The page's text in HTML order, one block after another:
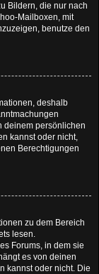
Bildern, die nur nach
Mailboxen, mit
benutze den
deshalb
deinem persönlichen
kannst oder nicht,
Berechtigungen
zu dem Bereich
lesen.
Forums, in dem sie
es von deinen
kannst oder nicht. Die